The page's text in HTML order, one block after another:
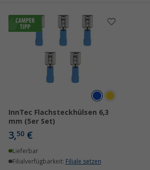
InnTec Flachsteckhülsen 6,3
mm (5er Set)
3,50 €
Lieferbar
Filialverfügbarkeit: Filiale setzen